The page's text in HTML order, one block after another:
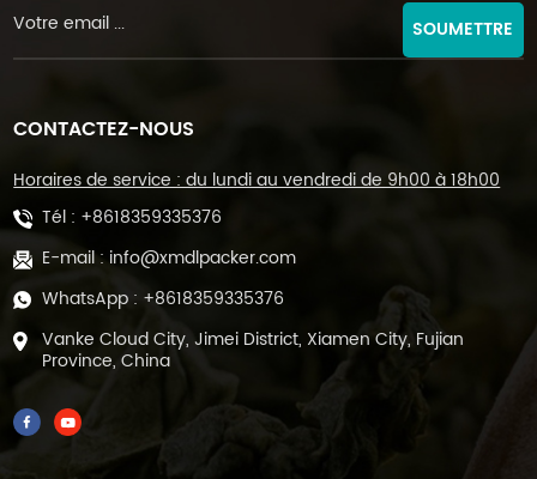
SOUMETTRE
CONTACTEZ-NOUS
Horaires de service : du lundi au vendredi de 9h00 à 18h00
Tél : +8618359335376
E-mail : info@xmdlpacker.com
WhatsApp : +8618359335376
Vanke Cloud City, Jimei District, Xiamen City, Fujian
Province, China